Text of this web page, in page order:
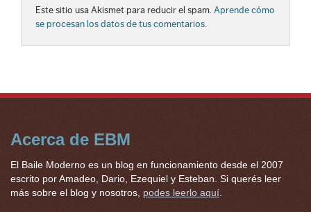
Este sitio usa Akismet para reducir el spam. Aprende cómo
se procesan los datos de tus comentarios.
Acerca de EBM
El Baile Moderno es un blog en funcionamiento desde el 2007
escrito por Amadeo, Dario, Ezequiel y Esteban. Si querés leer
más sobre el blog y nosotros, podes leerlo aquí